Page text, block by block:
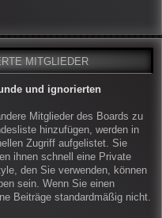
MITGLIEDER
und ignorierten
Mitglieder des Boards zu
hinzufügen, werden in
Zugriff aufgelistet. Sie
ihnen schnell eine Private
den Sie verwenden, können
sein. Wenn Sie einen
Beiträge standardmäßig nicht.